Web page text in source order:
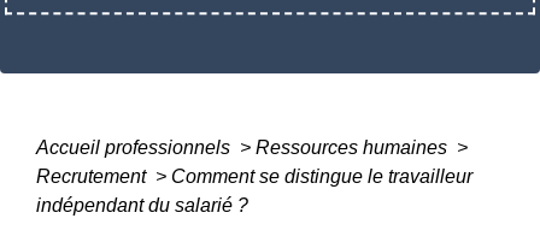
Accueil professionnels > Ressources humaines >
Recrutement > Comment se distingue le travailleur
indépendant du salarié ?